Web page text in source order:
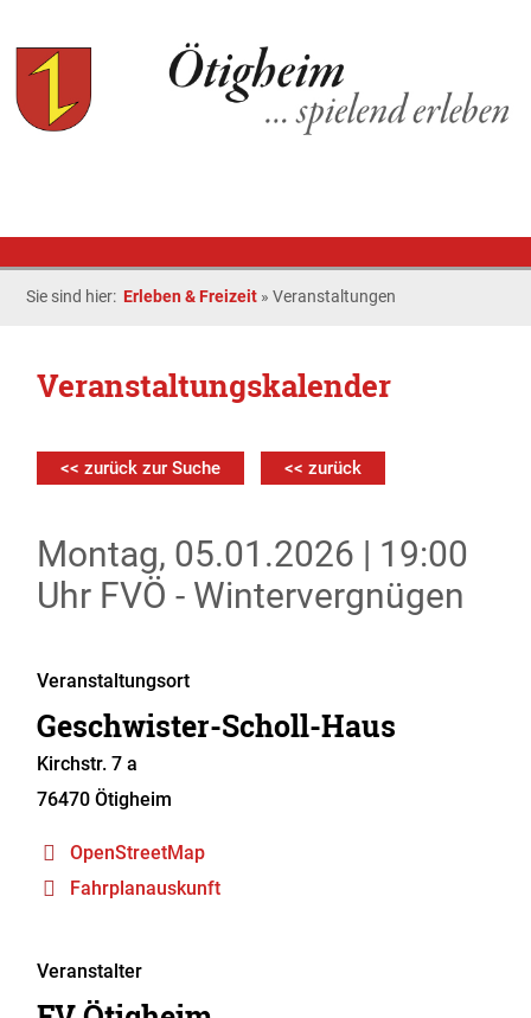
Sie sind hier: Erleben & Freizeit »Veranstaltungen
Veranstaltungskalender
<< zurück zur Suche << zurück
Montag, 05.01.2026 | 19:00
Uhr FVÖ - Wintervergnügen
Veranstaltungsort
Geschwister-Scholl-Haus
Kirchstr. 7 a
76470 Ötigheim
OpenStreetMap
Fahrplanauskunft
Veranstalter